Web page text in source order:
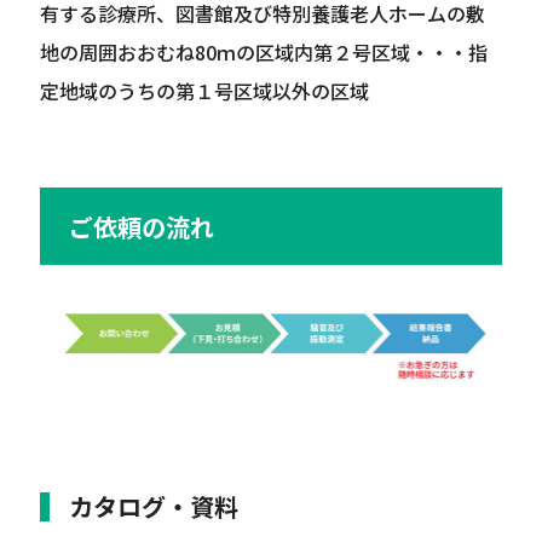
有する診療所、図書館及び特別養護老人ホームの敷
地の周囲おおむね80ｍの区域内第２号区域・・・指
定地域のうちの第１号区域以外の区域
ご依頼の流れ
カタログ・資料